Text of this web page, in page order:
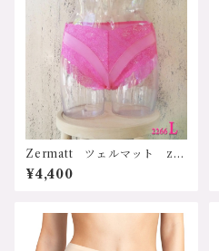
Zermatt ツェルマット z2
266L レース付サポートシ
ョーツ Lサイズ 日本製
¥4,400